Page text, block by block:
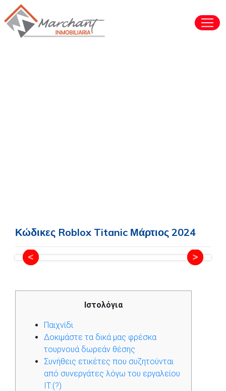
Κώδικες Roblox Titanic Μάρτιος 2024
Ιστολόγια
Παιχνίδι
Δοκιμάστε τα δικά μας φρέσκα
τουρνουά δωρεάν θέσης
Συνήθεις ετικέτες που συζητούνται
από συνεργάτες λόγω του εργαλείου
IT:(?)